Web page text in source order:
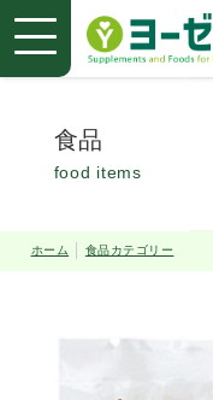
食品
food items
ホーム 食品カテゴリー